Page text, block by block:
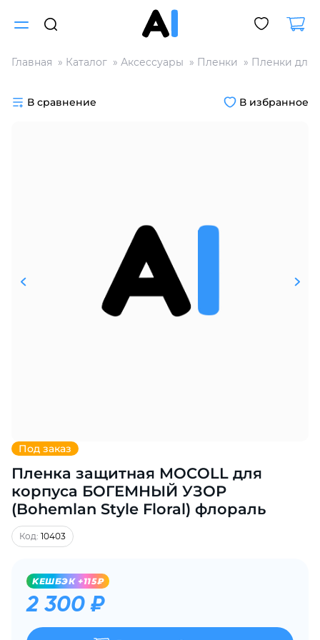
Главная Каталог Аксессуары Пленки Пленки для
Под заказ
Пленка защитная MOCOLL для
корпуса БОГЕМНЫЙ УЗОР
(Bohemlan Style Floral) флораль
Код: 10403
KЕШБЭК +115₽
2 300 ₽
В сравнение В избранное
Разбейте
25
Получайте товар
выбранный способом
Оставшиеся
по25%каждые 2 недели
Подробнее